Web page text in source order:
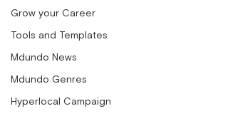
Grow your Career
Tools and Templates
Mdundo News
Mdundo Genres
Hyperlocal Campaign